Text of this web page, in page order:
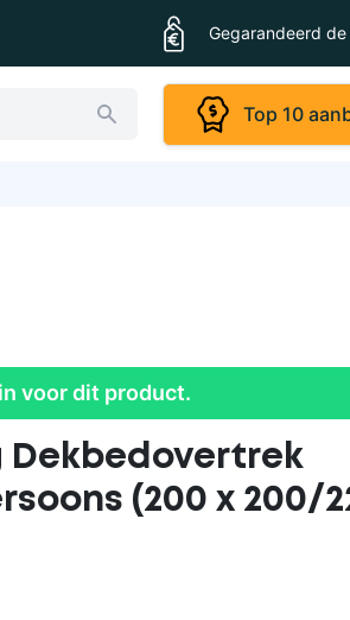
Gegarandeerd
Top 10
voor dit product.
Dekbedovertrek
(200 x 200/